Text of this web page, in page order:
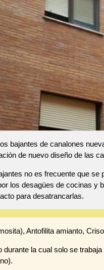
bajantes de canalones
de nuevo diseño de las
no es frecuente que
los desagües de cocinas y
para desatrancarlas.
Antofilita amianto,
la cual solo se